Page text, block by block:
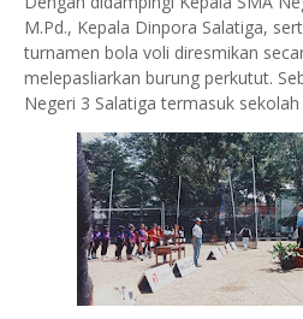
M.Pd., Kepala Dinpora Salatiga,
turnamen bola voli diresmikan
melepasliarkan burung perkutut.
Negeri 3 Salatiga termasuk